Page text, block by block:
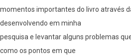
momentos importantes do livro através
desenvolvendo em minha
pesquisa e levantar alguns problemas
como os pontos em que